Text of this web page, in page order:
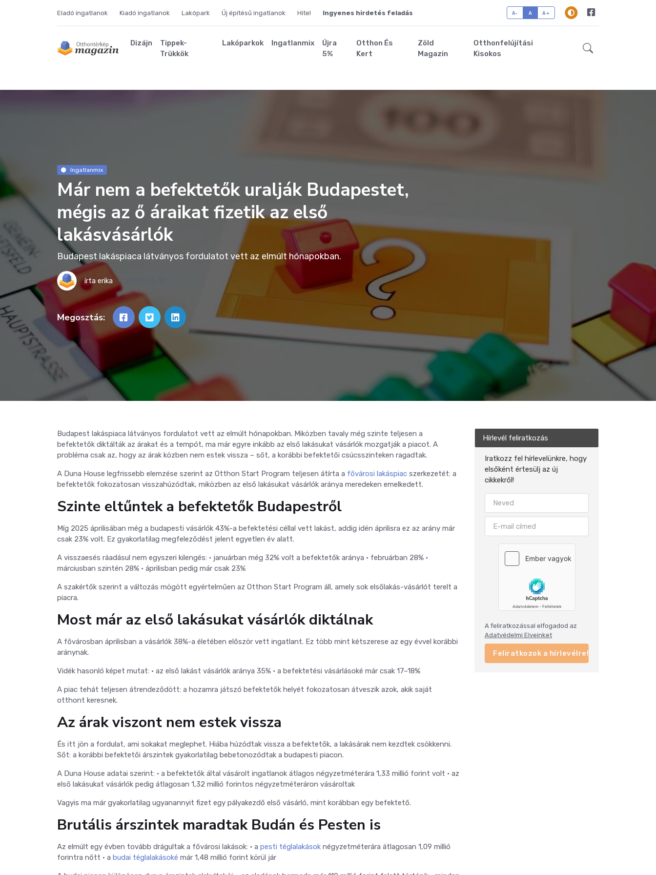
Eladó ingatlanok Kiadó ingatlanok Lakópark Új építésű ingatlanok Hitel Ingyenes hirdetés feladás A- A A+
Dizájn
Tippek-
Trükkök
Lakóparkok Ingatlanmix
Újra
5%
Otthon És
Kert
Zöld
Magazin
Otthonfelújítási
Kisokos
Ingatlanmix
Már nem a befektetők uralják Budapestet,
mégis az ő áraikat fizetik az első
lakásvásárlók
Budapest lakáspiaca látványos fordulatot vett az elmúlt hónapokban.
írta erika
Megosztás:
Budapest lakáspiaca látványos fordulatot vett az elmúlt hónapokban. Miközben tavaly még szinte teljesen a
befektetők diktálták az árakat és a tempót, ma már egyre inkább az első lakásukat vásárlók mozgatják a piacot. A
probléma csak az, hogy az árak közben nem estek vissza – sőt, a korábbi befektetői csúcsszinteken ragadtak.
A Duna House legfrissebb elemzése szerint az Otthon Start Program teljesen átírta a fővárosi lakáspiac szerkezetét: a
befektetők fokozatosan visszahúzódtak, miközben az első lakásukat vásárlók aránya meredeken emelkedett.
Szinte eltűntek a befektetők Budapestről
Míg 2025 áprilisában még a budapesti vásárlók 43%-a befektetési céllal vett lakást, addig idén áprilisra ez az arány már
csak 23% volt. Ez gyakorlatilag megfeleződést jelent egyetlen év alatt.
A visszaesés ráadásul nem egyszeri kilengés: • januárban még 32% volt a befektetők aránya • februárban 28% •
márciusban szintén 28% • áprilisban pedig már csak 23%
A szakértők szerint a változás mögött egyértelműen az Otthon Start Program áll, amely sok elsőlakás-vásárlót terelt a
piacra.
Most már az első lakásukat vásárlók diktálnak
A fővárosban áprilisban a vásárlók 38%-a életében először vett ingatlant. Ez több mint kétszerese az egy évvel korábbi
aránynak.
Vidék hasonló képet mutat: • az első lakást vásárlók aránya 35% • a befektetési vásárlásoké már csak 17–18%
A piac tehát teljesen átrendeződött: a hozamra játszó befektetők helyét fokozatosan átveszik azok, akik saját
otthont keresnek.
Az árak viszont nem estek vissza
És itt jön a fordulat, ami sokakat meglephet. Hiába húzódtak vissza a befektetők, a lakásárak nem kezdtek csökkenni.
Sőt: a korábbi befektetői árszintek gyakorlatilag bebetonozódtak a budapesti piacon.
A Duna House adatai szerint: • a befektetők által vásárolt ingatlanok átlagos négyzetméterára 1,33 millió forint volt • az
első lakásukat vásárlók pedig átlagosan 1,32 millió forintos négyzetméteráron vásároltak
Vagyis ma már gyakorlatilag ugyanannyit fizet egy pályakezdő első vásárló, mint korábban egy befektető.
Brutális árszintek maradtak Budán és Pesten is
Az elmúlt egy évben tovább drágultak a fővárosi lakások: • a pesti téglalakások négyzetméterára átlagosan 1,09 millió
forintra nőtt • a budai téglalakásoké már 1,48 millió forint körül jár
Hírlevél feliratkozás
Iratkozz fel hírlevelünkre, hogy
elsőként értesülj az új
cikkekről!
A feliratkozással elfogadod az
Adatvédelmi Elveinket
Feliratkozok a hírlevélre!